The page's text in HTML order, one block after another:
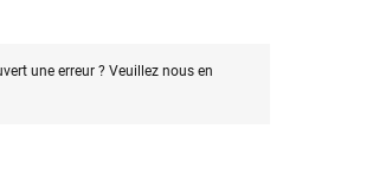
une erreur ? Veuillez nous en